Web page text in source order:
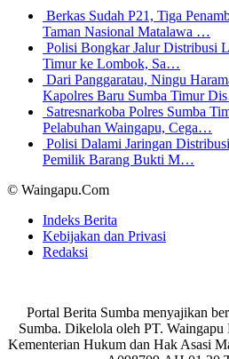
Berkas Sudah P21, Tiga
Taman Nasional Matalawa …
Polisi Bongkar Jalur Distribusi
Timur ke Lombok, Sa…
Dari Panggaratau, Ningu
Kapolres Baru Sumba Timur
Satresnarkoba Polres Sumba
Pelabuhan Waingapu, Cega…
Polisi Dalami Jaringan
Pemilik Barang Bukti M…
© Waingapu.Com
Indeks Berita
Kebijakan dan Privasi
Redaksi
Portal Berita Sumba menyajikan
Sumba. Dikelola oleh PT. Waingapu
Kementerian Hukum dan Hak Asasi